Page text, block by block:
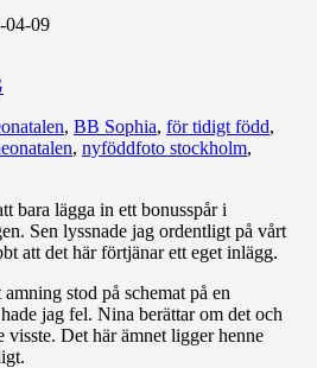
04-09
, BB Sophia, för tidigt född,
, nyföddfoto stockholm,
bara lägga in ett bonusspår i
Sen lyssnade jag ordentligt på vårt
att det här förtjänar ett eget inlägg.
stod på schemat på en
jag fel. Nina berättar om det och
visste. Det här ämnet ligger henne